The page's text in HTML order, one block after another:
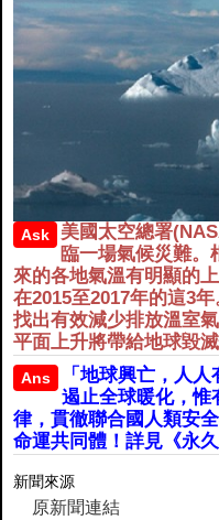
Ask
美國太空總署
臨一場氣候災難。
來的各地氣溫有明顯的
在2015至2017年的這3
找出有效減少排放溫室
平面上升將帶給地球毀滅
Ans
「地球興亡，人
遏止全球暖化，惟
律，貫徹聯合國人類安
命運共同體！詳見《永久
新聞來源
原新聞連結